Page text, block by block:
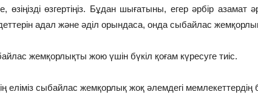
өзіңізді өзгертіңіз. Бұдан шығатыны, егер әрбір азамат
адал және әділ орындаса, онда сыбайлас
жемқорлықты жою үшін бүкіл қоғам күресуге тиіс.
еліміз сыбайлас жемқорлық жоқ әлемдегі мемлекеттердің